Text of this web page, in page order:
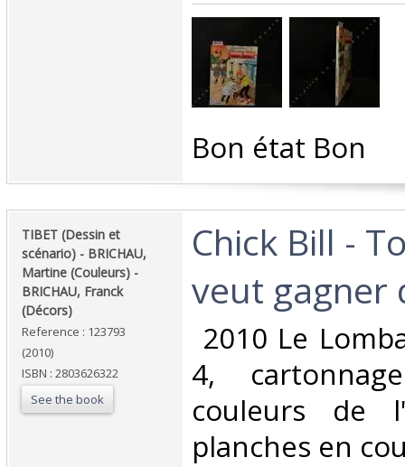
‎Bon état Bon ‎
‎TIBET (Dessin et
scénario) - BRICHAU,
Martine (Couleurs) -
BRICHAU, Franck
(Décors) ‎
Reference : 123793
(2010)
ISBN : 2803626322
See the book
‎Chick Bill -
veut gagner
2010 Le
4,
couleurs de
planches en